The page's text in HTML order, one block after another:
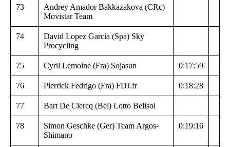
73
Andrey Amador Bakkazakova (CRc)
Movistar Team
74
David Lopez Garcia (Spa) Sky
Procycling
75 Cyril Lemoine (Fra) Sojasun 0:17:59
76 Pierrick Fedrigo (Fra) FDJ.fr 0:18:28
77 Bart De Clercq (Bel) Lotto Belisol
78
Simon Geschke (Ger) Team Argos-
Shimano
0:19:16